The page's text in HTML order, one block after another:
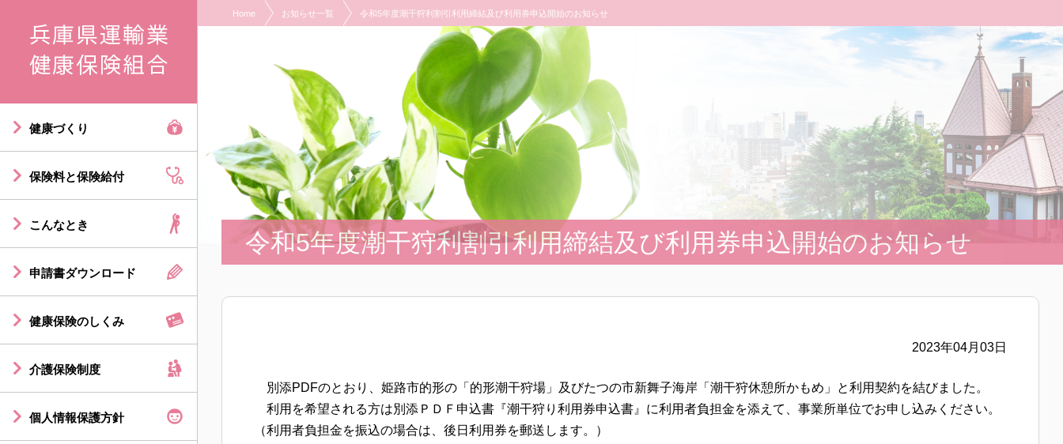
健康づくり
保険料と保険給付
こんなとき
申請書ダウンロード
健康保険のしくみ
介護保険制度
個人情報保護方針
Home お知らせ一覧 令和5年度潮干狩利割引利用締結及び利用券申込開始のお知らせ
令和5年度潮干狩利割引利用締結及び利用券申込開始のお知らせ
2023年04月03日
別添PDFのとおり、姫路市的形の「的形潮干狩場」及びたつの市新舞子海岸「潮干狩休憩所かもめ」と利用契約を結びました。
利用を希望される方は別添ＰＤＦ申込書『潮干狩り利用券申込書』に利用者負担金を添えて、事業所単位でお申し込みください。
（利用者負担金を振込の場合は、後日利用券を郵送します。）